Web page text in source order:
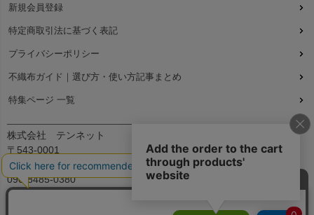
新規会員登録
特定商取引法に基づく表記
プライバシーポリシー
不織布ガイド｜選び方・使い方記事まとめ
特集ページ 一覧
株式会社 テンネット
〒543-0001
大阪府大阪市天王寺区上本町7丁目2-23-5B2
090-8485-0380
平日：9:30～12:00、13:00～17:00